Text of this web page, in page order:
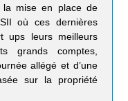
la mise en place de
où ces dernières
ups leurs meilleurs
grands comptes,
allégé et d’une
sur la propriété